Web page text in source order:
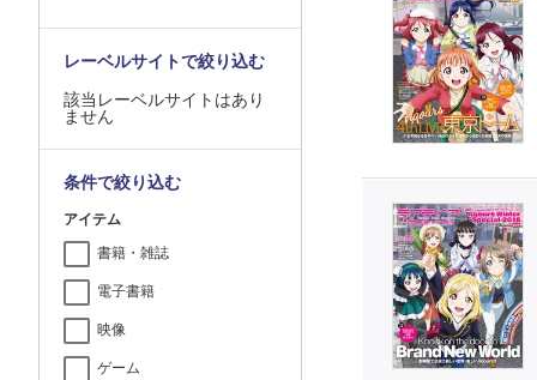
レーベルサイトで絞り込む
該当レーベルサイトはあり
ません
条件で絞り込む
アイテム
書籍・雑誌
電子書籍
映像
ゲーム